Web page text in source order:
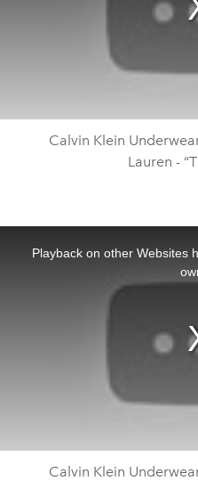
Calvin Klein
Lauren -
Playback on other Websites
Calvin Klein